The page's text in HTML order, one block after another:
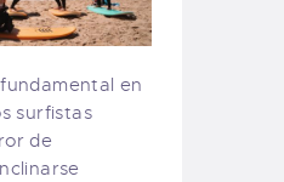
en
surfistas
de